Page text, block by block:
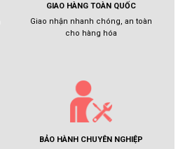
GIAO HÀNG TOÀN QUỐC
Giao nhận nhanh chóng, an toàn
cho hàng hóa
BẢO HÀNH CHUYÊN NGHIỆP